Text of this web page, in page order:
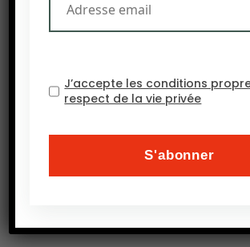
agroécologique en Afrique à l’horizon
J’accepte les conditions
respect de la vie privée